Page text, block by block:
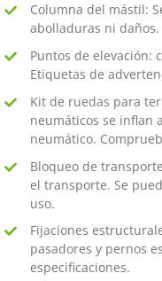
Columna del mástil:
abolladuras ni daños.
Puntos de elevación:
Etiquetas de
Kit de ruedas para
neumáticos se inflan
neumático.
Bloqueo de
el transporte. Se
uso.
Fijaciones
pasadores y pernos
especificaciones.